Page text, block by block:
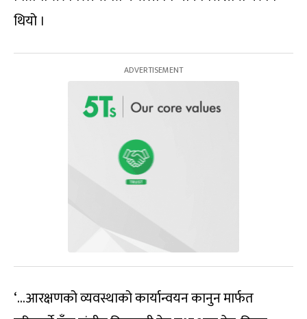
थियो ।
‘…आरक्षणको व्यवस्थाको कार्यान्वयन कानुन मार्फत